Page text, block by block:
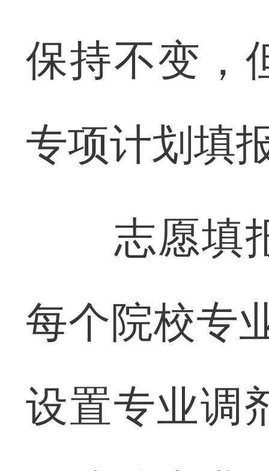
保持不变，
专项计划填
志愿填报
每个院校专
设置专业调